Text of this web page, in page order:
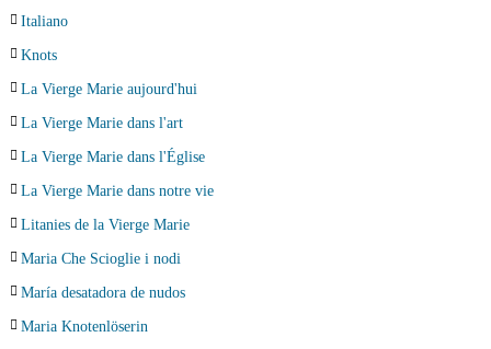
Italiano
Knots
La Vierge Marie aujourd'hui
La Vierge Marie dans l'art
La Vierge Marie dans l'Église
La Vierge Marie dans notre vie
Litanies de la Vierge Marie
Maria Che Scioglie i nodi
María desatadora de nudos
Maria Knotenlöserin